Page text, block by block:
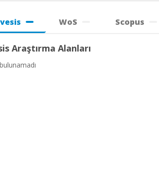
WoS Scopus
Araştırma Alanları